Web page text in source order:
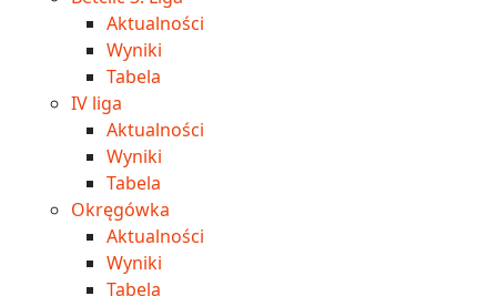
Aktualności
Wyniki
Tabela
IV liga
Aktualności
Wyniki
Tabela
Okręgówka
Aktualności
Wyniki
Tabela